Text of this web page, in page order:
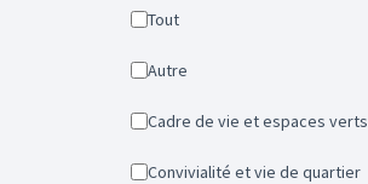
Tout
Autre
Cadre de vie et espaces verts
Convivialité et vie de quartier